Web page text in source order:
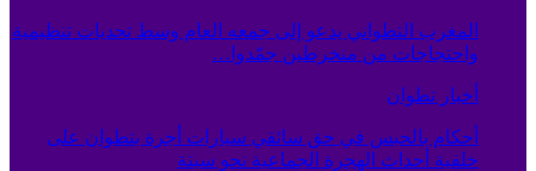
المغرب التطواني يدعو إلى جمعه العام وسط تحديات تنظيمية
واحتجاجات من منخرطين جمّدوا…
أخبار تطوان
أحكام بالحبس في حق سائقي سيارات أجرة بتطوان على
خلفية أحداث الهجرة الجماعية نحو سبتة